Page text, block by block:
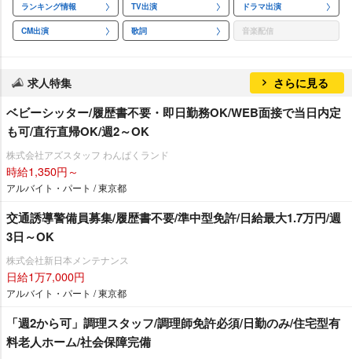
ランキング情報 TV出演 ドラマ出演
CM出演 歌詞 音楽配信
求人特集 さらに見る
ベビーシッター/履歴書不要・即日勤務OK/WEB面接で当日内定
も可/直行直帰OK/週2～OK
株式会社アズスタッフ わんぱくランド
時給1,350円～
アルバイト・パート / 東京都
交通誘導警備員募集/履歴書不要/準中型免許/日給最大1.7万円/週
3日～OK
株式会社新日本メンテナンス
日給1万7,000円
アルバイト・パート / 東京都
「週2から可」調理スタッフ/調理師免許必須/日勤のみ/住宅型有
料老人ホーム/社会保障完備